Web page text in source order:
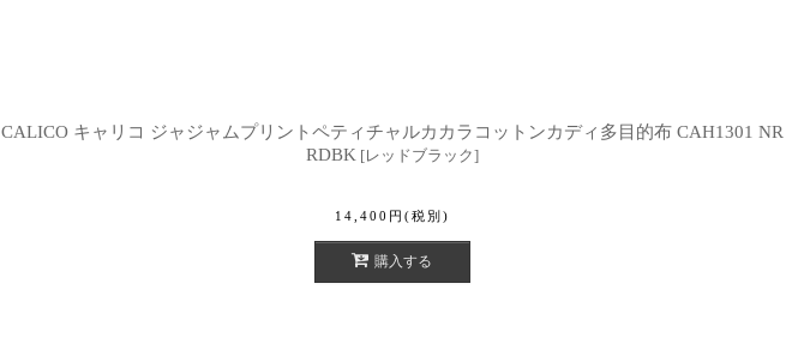
CALICO キャリコ ジャジャムプリントペティチャルカカラコットンカディ多目的布 CAH1301 NR
RDBK [レッドブラック]
14,400 円 (税別)
購入する